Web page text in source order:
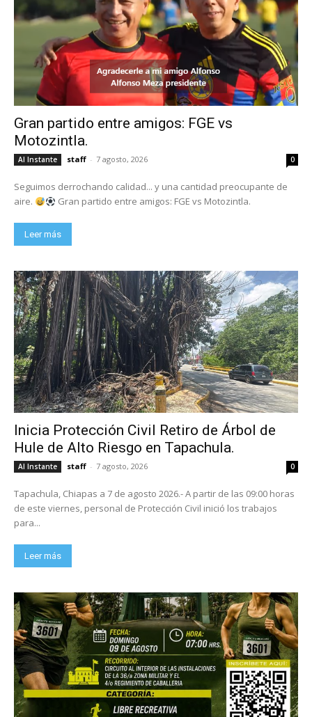
Gran partido entre amigos: FGE vs
Motozintla.
Al Instante staff - 7 agosto, 2026 0
Seguimos derrochando calidad... y una cantidad preocupante de
aire.
Gran partido entre amigos: FGE vs Motozintla.
Leer más
Inicia Protección Civil Retiro de Árbol de
Hule de Alto Riesgo en Tapachula.
Al Instante staff - 7 agosto, 2026 0
Tapachula, Chiapas a 7 de agosto 2026.- A partir de las 09:00 horas
de este viernes, personal de Protección Civil inició los trabajos
para...
Leer más